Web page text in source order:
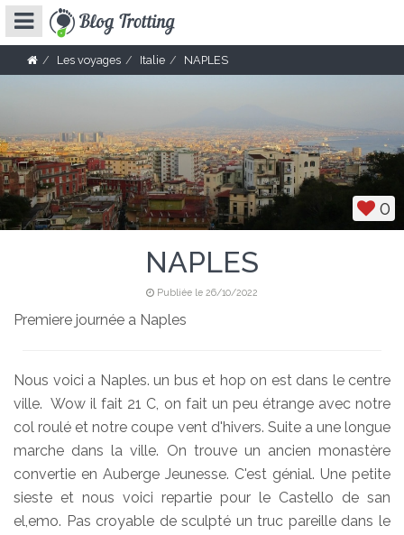
Les voyages Italie NAPLES
0
NAPLES
Publiée le 26/10/2022
Premiere journée a Naples
Nous voici a Naples. un bus et hop on est dans le centre
ville. Wow il fait 21 C, on fait un peu étrange avec notre
col roulé et notre coupe vent d'hivers. Suite a une longue
marche dans la ville. On trouve un ancien monastère
convertie en Auberge Jeunesse. C'est génial. Une petite
sieste et nous voici repartie pour le Castello de san
el,emo. Pas croyable de sculpté un truc pareille dans le